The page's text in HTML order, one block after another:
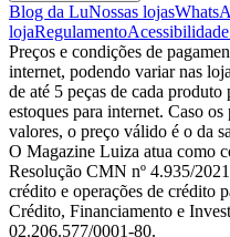
Blog da LuNossas lojas
lojaRegulamentoAcessibilidade
Preços e condições de
internet, podendo variar nas
de até 5 peças de cada
estoques para internet. Caso
valores, o preço válido é o da
O Magazine Luiza atua como
Resolução CMN nº 4.935/
crédito e operações de crédito
Crédito, Financiamento e
02.206.577/0001-80.